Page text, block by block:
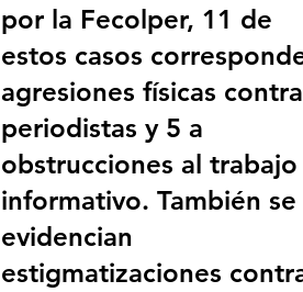
por la Fecolper, 11 de
estos casos
agresiones físicas contra
periodistas y 5 a
obstrucciones al trabajo
informativo. También se
evidencian
estigmatizaciones